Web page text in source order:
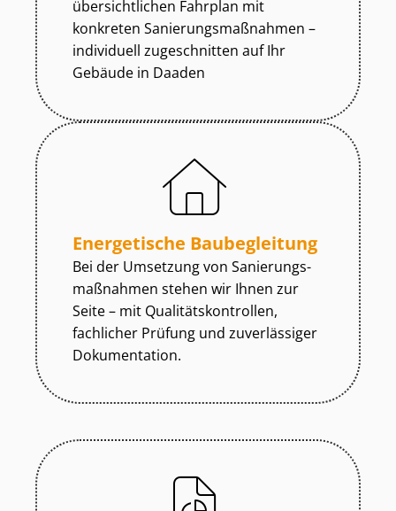
übersichtlichen Fahrplan mit
konkreten Sa­nie­rungs­maß­nah­men –
individuell zugeschnitten auf Ihr
Gebäude in Daaden
Energetische Baubegleitung
Bei der Umsetzung von Sa­nie­rungs­
maß­nah­men stehen wir Ihnen zur
Seite – mit Qua­li­täts­kon­trol­len,
fachlicher Prüfung und zuverlässiger
Dokumentation.